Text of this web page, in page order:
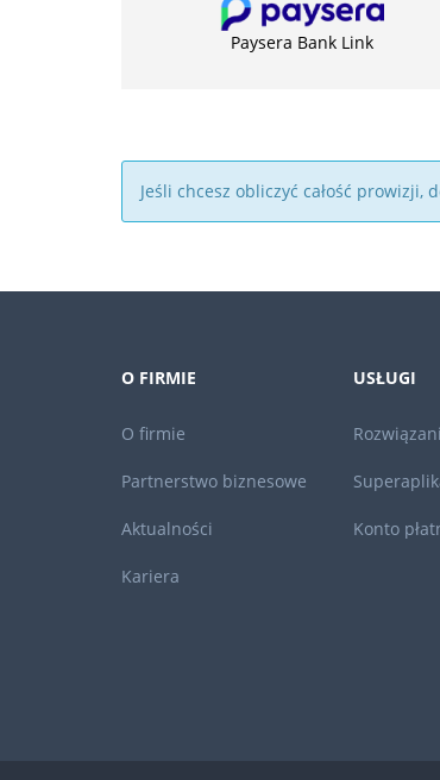
Paysera Bank Link
Jeśli chcesz obliczyć całość prowizji,
O FIRMIE
O firmie
Partnerstwo biznesowe
Aktualności
Kariera
USŁUGI
Konto